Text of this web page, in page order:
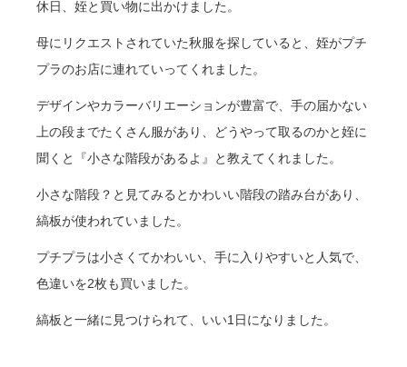
休日、姪と買い物に出かけました。
母にリクエストされていた秋服を探していると、姪がプチ
プラのお店に連れていってくれました。
デザインやカラーバリエーションが豊富で、手の届かない
上の段までたくさん服があり、どうやって取るのかと姪に
聞くと『小さな階段があるよ』と教えてくれました。
小さな階段？と見てみるとかわいい階段の踏み台があり、
縞板が使われていました。
プチプラは小さくてかわいい、手に入りやすいと人気で、
色違いを2枚も買いました。
縞板と一緒に見つけられて、いい1日になりました。